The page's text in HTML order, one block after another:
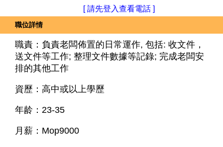
[ 請先登入查看電話 ]
職位詳情
職責：負責老闆佈置的日常運作, 包括: 收文件，
送文件等工作; 整理文件數據等記錄; 完成老闆安
排的其他工作
資歷：高中或以上學歷
年龄：23-35
月薪：Mop9000